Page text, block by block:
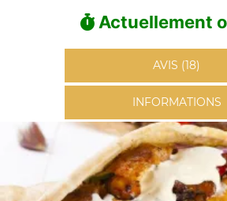
Actuellement
AVIS (18)
INFORMATIONS